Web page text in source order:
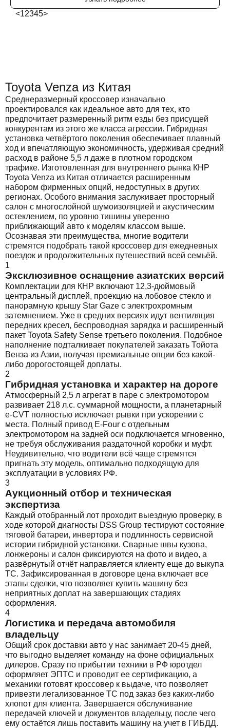
<12345>
Toyota Venza из Китая
Среднеразмерный кроссовер изначально
проектировался как идеальное авто для тех, кто
предпочитает размеренный ритм езды без присущей
конкурентам из этого же класса агрессии. Гибридная
установка четвёртого поколения обеспечивает плавный
ход и впечатляющую экономичность, удерживая средний
расход в районе 5,5 л даже в плотном городском
трафике. Изготовленная для внутреннего рынка КНР
Toyota Venza из Китая отличается расширенным
набором фирменных опций, недоступных в других
регионах. Особого внимания заслуживает просторный
салон с многослойной шумоизоляцией и акустическим
остеклением, по уровню тишины уверенно
приближающий авто к моделям классом выше.
Осознавая эти преимущества, многие водители
стремятся подобрать такой кроссовер для ежедневных
поездок и продолжительных путешествий всей семьёй.
1
Эксклюзивное оснащение азиатских версий
Комплектации для КНР включают 12,3-дюймовый
центральный дисплей, проекцию на лобовое стекло и
панорамную крышу Star Gaze с электрохромным
затемнением. Уже в средних версиях идут вентиляция
передних кресел, беспроводная зарядка и расширенный
пакет Toyota Safety Sense третьего поколения. Подобное
наполнение подталкивает покупателей заказать Тойота
Венза из Азии, получая премиальные опции без какой-
либо дорогостоящей доплаты.
2
Гибридная установка и характер на дороге
Атмосферный 2,5 л агрегат в паре с электромотором
развивает 218 л.с. суммарной мощности, а планетарный
e-CVT полностью исключает рывки при ускорении с
места. Полный привод E-Four с отдельным
электромотором на задней оси подключается мгновенно,
не требуя обслуживания раздаточной коробки и муфт.
Неудивительно, что водители всё чаще стремятся
пригнать эту модель, оптимально подходящую для
эксплуатации в условиях РФ.
3
Аукционный отбор и техническая
экспертиза
Каждый отобранный лот проходит выездную проверку, в
ходе которой диагносты DSS Group тестируют состояние
тяговой батареи, инвертора и подлинность сервисной
истории гибридной установки. Сварные швы кузова,
лонжероны и салон фиксируются на фото и видео, а
развёрнутый отчёт направляется клиенту еще до выкупа
ТС. Зафиксированная в договоре цена включает все
этапы сделки, что позволяет купить машину без
неприятных доплат на завершающих стадиях
оформления.
4
Логистика и передача автомобиля
владельцу
Общий срок доставки авто у нас занимает 20-45 дней,
что выгодно выделяет команду на фоне официальных
дилеров. Сразу по прибытии техники в РФ юротдел
оформляет ЭПТС и проводит ее сертификацию, а
механики готовят кроссовер к выдаче, что позволяет
привезти легализованное ТС под заказ без каких-либо
хлопот для клиента. Завершается обслуживание
передачей ключей и документов владельцу, после чего
ему остаётся лишь поставить машину на учет в ГИБДД.